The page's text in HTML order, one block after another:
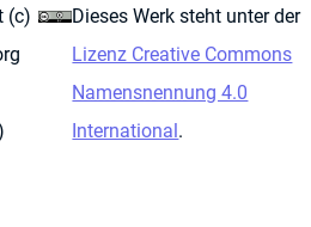
(c)
Dieses Werk steht unter der
Lizenz Creative Commons
Namensnennung 4.0
International.